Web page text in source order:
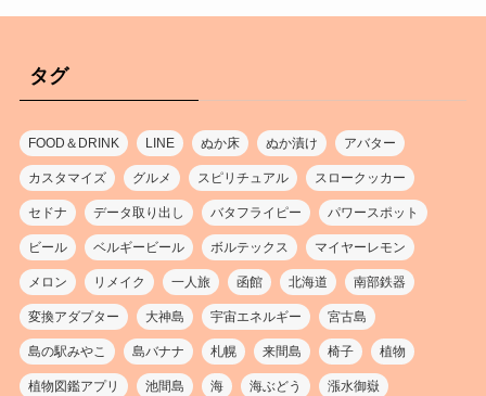
タグ
FOOD＆DRINK LINE ぬか床 ぬか漬け アバター
カスタマイズ グルメ スピリチュアル スロークッカー
セドナ データ取り出し バタフライピー パワースポット
ビール ベルギービール ボルテックス マイヤーレモン
メロン リメイク 一人旅 函館 北海道 南部鉄器
変換アダプター 大神島 宇宙エネルギー 宮古島
島の駅みやこ 島バナナ 札幌 来間島 椅子 植物
植物図鑑アプリ 池間島 海 海ぶどう 漲水御嶽